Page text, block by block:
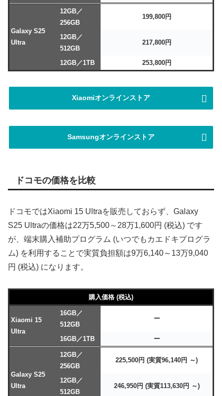
Galaxy S25
Ultra
12GB／
256GB
199,800円
12GB／
512GB
217,800円
12GB／1TB 253,800円
Xiaomiオンラインストア
Samsungオンラインストア
ドコモの価格を比較
ドコモではXiaomi 15 Ultraを販売しておらず、Galaxy
S25 Ultraの価格は22万5,500～28万1,600円 (税込) です
が、端末購入補助プログラム (いつでもカエドキプログラ
ム) を利用することで実質負担額は9万6,140～13万9,040
円 (税込) になります。
購入価格 (税込)
Xiaomi 15
Ultra
16GB／
512GB
ー
16GB／1TB ー
Galaxy S25
Ultra
12GB／
256GB
225,500円 (実質96,140円 ～)
12GB／
512GB
246,950円 (実質113,630円 ～)